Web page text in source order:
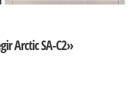
Arctic SA-C2»